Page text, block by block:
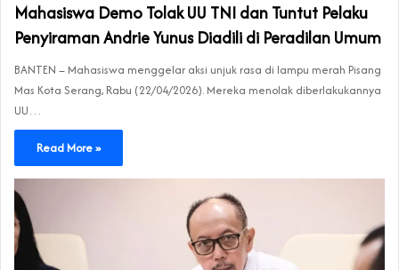
Mahasiswa Demo Tolak UU TNI dan Tuntut Pelaku
Penyiraman Andrie Yunus Diadili di Peradilan Umum
BANTEN – Mahasiswa menggelar aksi unjuk rasa di lampu merah Pisang
Mas Kota Serang, Rabu (22/04/2026). Mereka menolak diberlakukannya
UU…
Read More »